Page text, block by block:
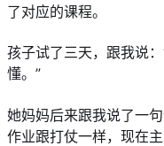
了对应的课程。
孩子试了三天，跟我说
懂。”
她妈妈后来跟我说了一
作业跟打仗一样，现在